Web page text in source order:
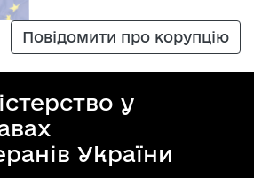
Повідомити про корупцію
у
України